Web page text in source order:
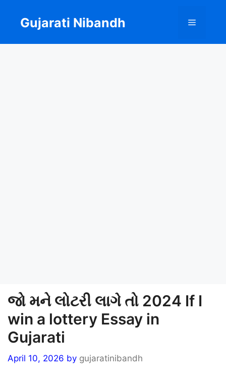
content
Gujarati Nibandh Menu
જો મને લોટરી લાગે તો 2024 If I
win a lottery Essay in
Gujarati
April 10, 2026 by gujaratinibandh